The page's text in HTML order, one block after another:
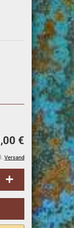
€
Versand